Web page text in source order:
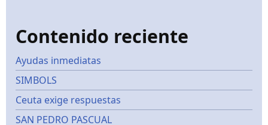
Contenido reciente
Ayudas inmediatas
SIMBOLS
Ceuta exige respuestas
SAN PEDRO PASCUAL